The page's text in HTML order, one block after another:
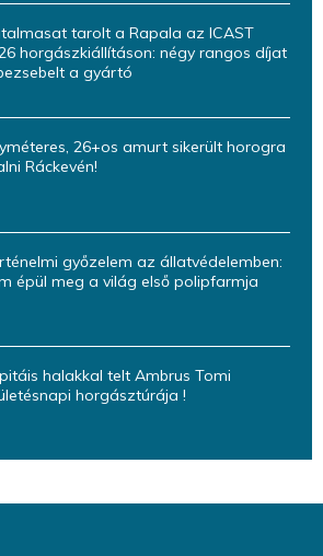
tarolt a Rapala az ICAST
horgászkiállításon: négy rangos díjat
a gyártó
26+os amurt sikerült horogra
Ráckevén!
győzelem az állatvédelemben:
épül meg a világ első polipfarmja
halakkal telt Ambrus Tomi
horgásztúrája !